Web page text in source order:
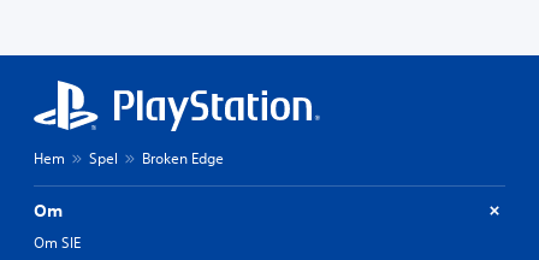
Hem Spel Broken Edge
Om
Om SIE